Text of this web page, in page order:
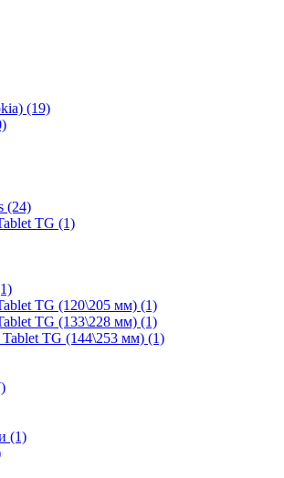
(19)
(24)
TG (1)
TG (120\205 мм) (1)
TG (133\228 мм) (1)
TG (144\253 мм) (1)
(1)